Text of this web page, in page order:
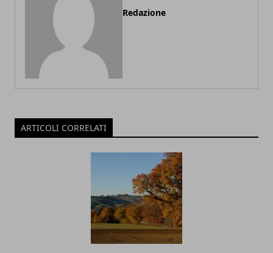
Redazione
ARTICOLI CORRELATI